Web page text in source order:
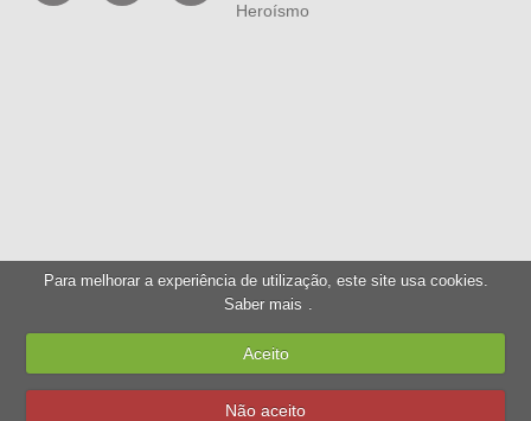
Heroísmo
Para melhorar a experiência de utilização, este site usa cookies.
Saber mais .
Aceito
Não aceito